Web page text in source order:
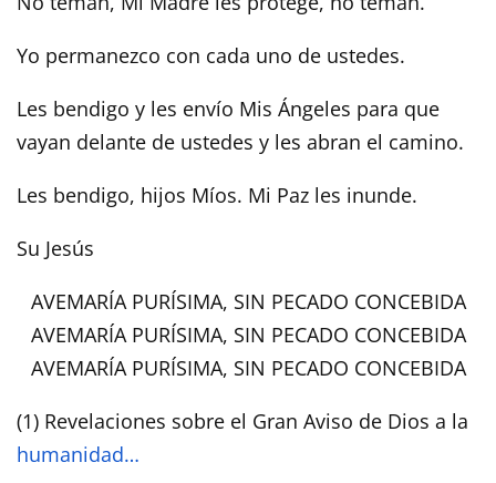
Yo permanezco con cada uno de ustedes.
Les bendigo y les envío Mis Ángeles para que
vayan delante de ustedes y les abran el camino.
Les bendigo, hijos Míos. Mi Paz les inunde.
Su Jesús
AVEMARÍA PURÍSIMA, SIN PECADO CONCEBIDA
AVEMARÍA PURÍSIMA, SIN PECADO CONCEBIDA
AVEMARÍA PURÍSIMA, SIN PECADO CONCEBIDA
(1) Revelaciones sobre el Gran Aviso de Dios a la
humanidad…